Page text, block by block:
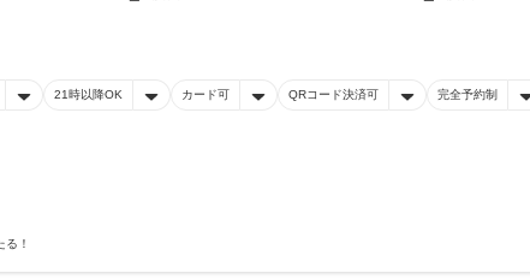
21時以降OK カード可 QRコード決済可 完全予約制
！